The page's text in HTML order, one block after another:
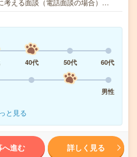
考える面談（電話面談の場合）…
40代 50代
60代
男性
と見る
へ進む 詳しく見る